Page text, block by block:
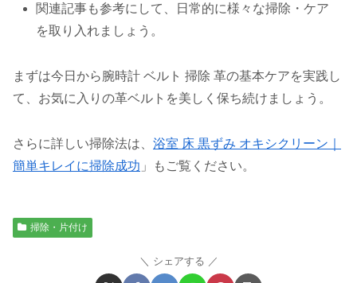
関連記事も参考にして、日常的に様々な掃除・ケア
を取り入れましょう。
まずは今日から腕時計 ベルト 掃除 革の基本ケアを実践し
て、お気に入りの革ベルトを美しく保ち続けましょう。
さらに詳しい掃除法は、 浴室 床 黒ずみ オキシクリーン｜
簡単キレイに掃除成功 」もご覧ください。
掃除・片付け
シェアする